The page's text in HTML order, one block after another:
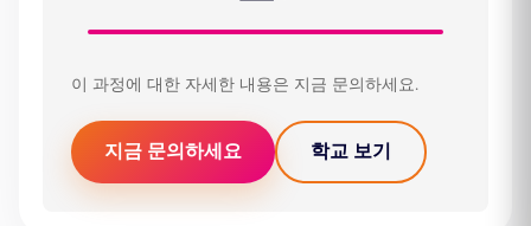
이 과정에 대한 자세한 내용은 지금 문의하세요.
지금 문의하세요 학교 보기